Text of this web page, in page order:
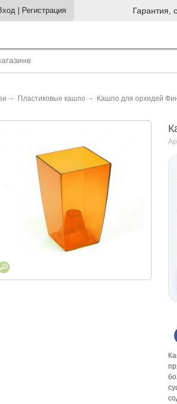
Регистрация Гарантия,
Пластиковые кашпо Кашпо для орхидей